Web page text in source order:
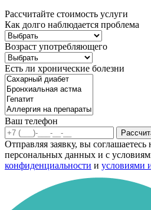
Рассчитайте стоимость услуги
Как долго наблюдается проблема
Возраст употребляющего
Есть ли хронические болезни
Ваш телефон
Отправляя заявку, вы соглашаетесь
персональных данных и с
конфиденциальности и условиями